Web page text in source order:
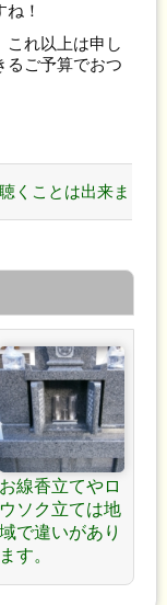
！
これ以上は申し
るご予算でおつ
くことは出来ま
お線香立てやロ
ウソク立ては地
域で違いがあり
ます。